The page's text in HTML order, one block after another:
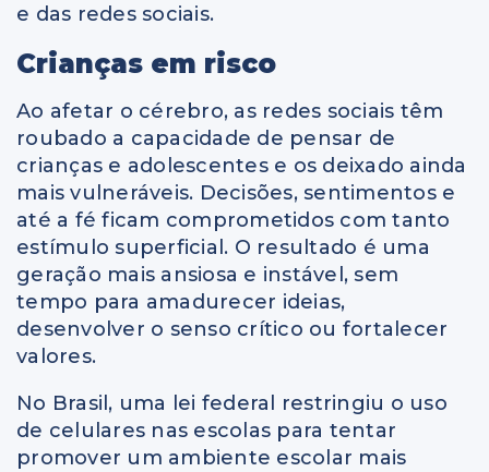
e das redes sociais.
Crianças em risco
Ao afetar o cérebro, as redes sociais têm
roubado a capacidade de pensar de
crianças e adolescentes e os deixado ainda
mais vulneráveis. Decisões, sentimentos e
até a fé ficam comprometidos com tanto
estímulo superficial. O resultado é uma
geração mais ansiosa e instável, sem
tempo para amadurecer ideias,
desenvolver o senso crítico ou fortalecer
valores.
No Brasil, uma lei federal restringiu o uso
de celulares nas escolas para tentar
promover um ambiente escolar mais